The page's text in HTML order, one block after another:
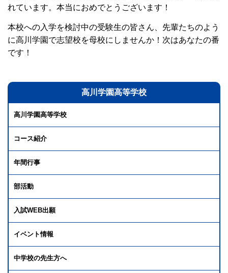
れています。本当におめでとうございます！
本校への入学を検討中の受験生の皆さん、先輩たちのよう
に高川学園で志望校を母校にしませんか！次はあなたの番
です！
高川学園高等学校
高川学園高等学校
コース紹介
年間行事
部活動
入試WEB出願
イベント情報
中学校の先生方へ